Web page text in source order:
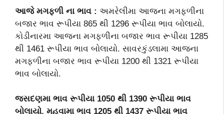
આજે મગફળી ના ભાવ : અમરેલીમા આજના મગફળીના
બજાર ભાવ રૂપીયા 865 થી 1296 રૂપીયા ભાવ બોલાયો.
કોડીનારમા આજના મગફળીના બજાર ભાવ રૂપીયા 1285
થી 1461 રૂપીયા ભાવ બોલાયો. સાવરકુંડલામા આજના
મગફળીના બજાર ભાવ રૂપીયા 1200 થી 1321 રૂપીયા
ભાવ બોલાયો.
જસદણમા ભાવ રૂપીયા 1050 થી 1390 રૂપીયા ભાવ
બોલાયો. મહુવામા ભાવ 1205 થી 1437 રૂપીયા ભાવ